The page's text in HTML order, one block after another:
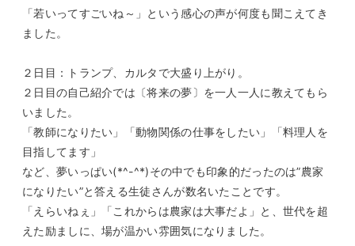
「若いってすごいね～」という感心の声が何度も聞こえてき
ました。
２日目：トランプ、カルタで大盛り上がり。
２日目の自己紹介では〔将来の夢〕を一人一人に教えてもら
いました。
「教師になりたい」「動物関係の仕事をしたい」「料理人を
目指してます」
など、夢いっぱい(*^-^*)その中でも印象的だったのは”農家
になりたい”と答える生徒さんが数名いたことです。
「えらいねぇ」「これからは農家は大事だよ」と、世代を超
えた励ましに、場が温かい雰囲気になりました。